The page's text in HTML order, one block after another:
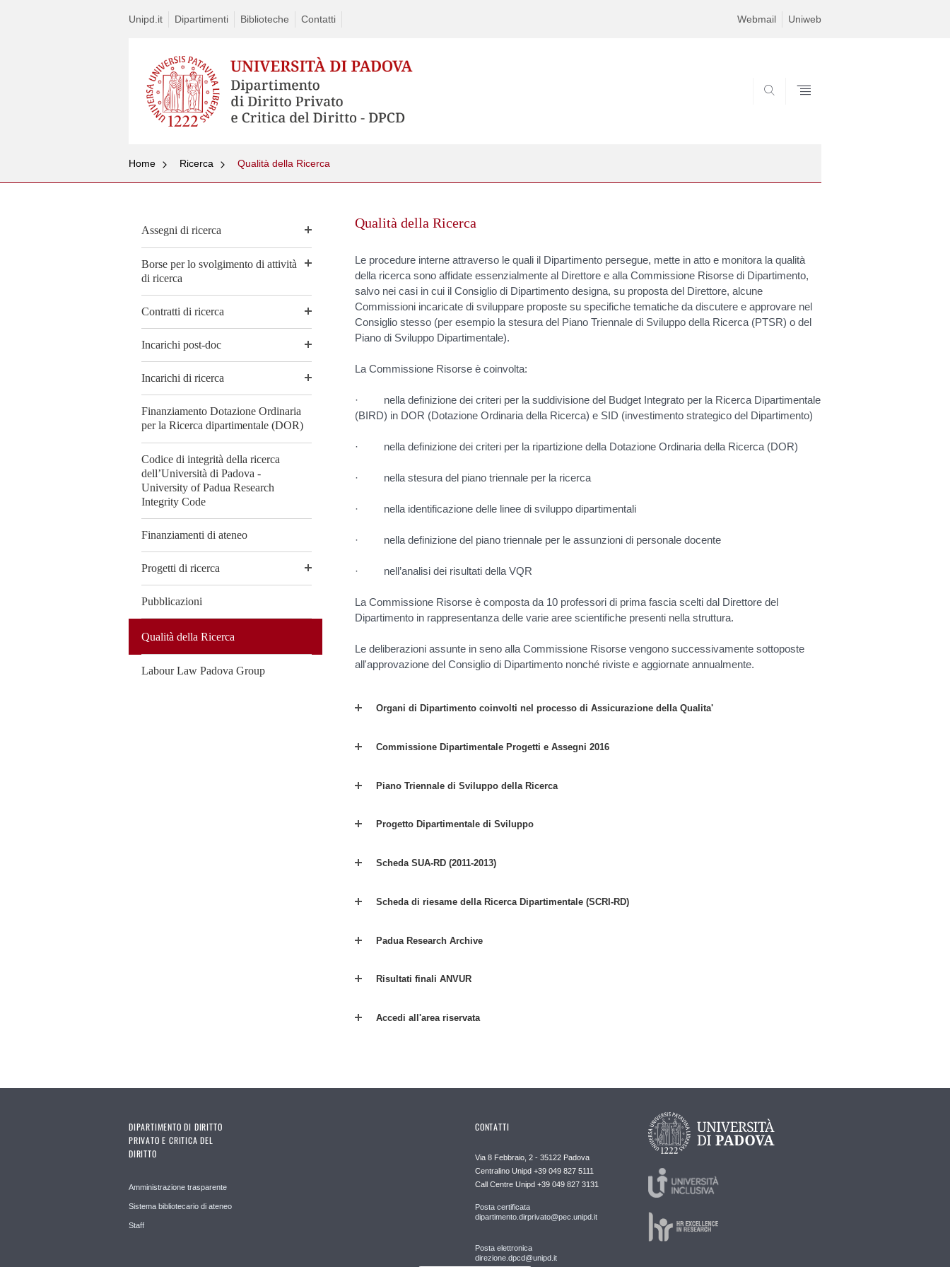
Unipd.it Dipartimenti Biblioteche Contatti Webmail Uniweb
Home Ricerca Qualità della Ricerca
Assegni di ricerca
Borse per lo svolgimento di attività
di ricerca
Contratti di ricerca
Incarichi post-doc
Incarichi di ricerca
Finanziamento Dotazione Ordinaria
per la Ricerca dipartimentale (DOR)
Codice di integrità della ricerca
dell’Università di Padova -
University of Padua Research
Integrity Code
Finanziamenti di ateneo
Progetti di ricerca
Pubblicazioni
Qualità della Ricerca
Labour Law Padova Group
Qualità della Ricerca
Le procedure interne attraverso le quali il Dipartimento persegue, mette in atto e monitora la qualità
della ricerca sono affidate essenzialmente al Direttore e alla Commissione Risorse di Dipartimento,
salvo nei casi in cui il Consiglio di Dipartimento designa, su proposta del Direttore, alcune
Commissioni incaricate di sviluppare proposte su specifiche tematiche da discutere e approvare nel
Consiglio stesso (per esempio la stesura del Piano Triennale di Sviluppo della Ricerca (PTSR) o del
Piano di Sviluppo Dipartimentale).
La Commissione Risorse è coinvolta:
· nella definizione dei criteri per la suddivisione del Budget Integrato per la Ricerca Dipartimentale
(BIRD) in DOR (Dotazione Ordinaria della Ricerca) e SID (investimento strategico del Dipartimento)
· nella definizione dei criteri per la ripartizione della Dotazione Ordinaria della Ricerca (DOR)
· nella stesura del piano triennale per la ricerca
· nella identificazione delle linee di sviluppo dipartimentali
· nella definizione del piano triennale per le assunzioni di personale docente
· nell’analisi dei risultati della VQR
La Commissione Risorse è composta da 10 professori di prima fascia scelti dal Direttore del
Dipartimento in rappresentanza delle varie aree scientifiche presenti nella struttura.
Le deliberazioni assunte in seno alla Commissione Risorse vengono successivamente sottoposte
all'approvazione del Consiglio di Dipartimento nonché riviste e aggiornate annualmente.
Organi di Dipartimento coinvolti nel processo di Assicurazione della Qualita'
Commissione Dipartimentale Progetti e Assegni 2016
Piano Triennale di Sviluppo della Ricerca
Progetto Dipartimentale di Sviluppo
Scheda SUA-RD (2011-2013)
Scheda di riesame della Ricerca Dipartimentale (SCRI-RD)
Padua Research Archive
Risultati finali ANVUR
Accedi all'area riservata
DIPARTIMENTO DI DIRITTO
PRIVATO E CRITICA DEL
DIRITTO
Amministrazione trasparente
Sistema bibliotecario di ateneo
Staff
CONTATTI
Via 8 Febbraio, 2 - 35122 Padova
Centralino Unipd +39 049 827 5111
Call Centre Unipd +39 049 827 3131
Posta certificata
dipartimento.dirprivato@pec.unipd.it
Posta elettronica
direzione.dpcd@unipd.it